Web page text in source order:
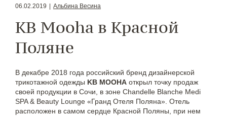
06.02.2019 Альбина Весина
KB Mooha в Красной
Поляне
В декабре 2018 года российский бренд дизайнерской
трикотажной одежды KB MOOHA открыл точку продаж
своей продукции в Сочи, в зоне Chandelle Blanche Medi
SPA & Beauty Lounge «Гранд Отеля Поляна». Отель
расположен в самом сердце Красной Поляны, при нем